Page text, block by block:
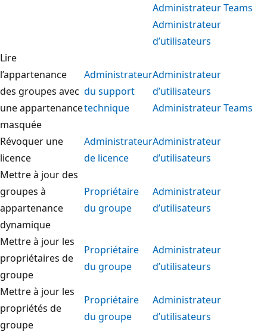
Administrateur Teams
Administrateur
d’utilisateurs
Lire
l’appartenance
des groupes avec
une appartenance
masquée
Administrateur
du support
technique
Administrateur
d’utilisateurs
Administrateur Teams
Révoquer une
licence
Administrateur
de licence
Administrateur
d’utilisateurs
Mettre à jour des
groupes à
appartenance
dynamique
Propriétaire
du groupe
Administrateur
d’utilisateurs
Mettre à jour les
propriétaires de
groupe
Propriétaire
du groupe
Administrateur
d’utilisateurs
Mettre à jour les
propriétés de
groupe
Propriétaire
du groupe
Administrateur
d’utilisateurs